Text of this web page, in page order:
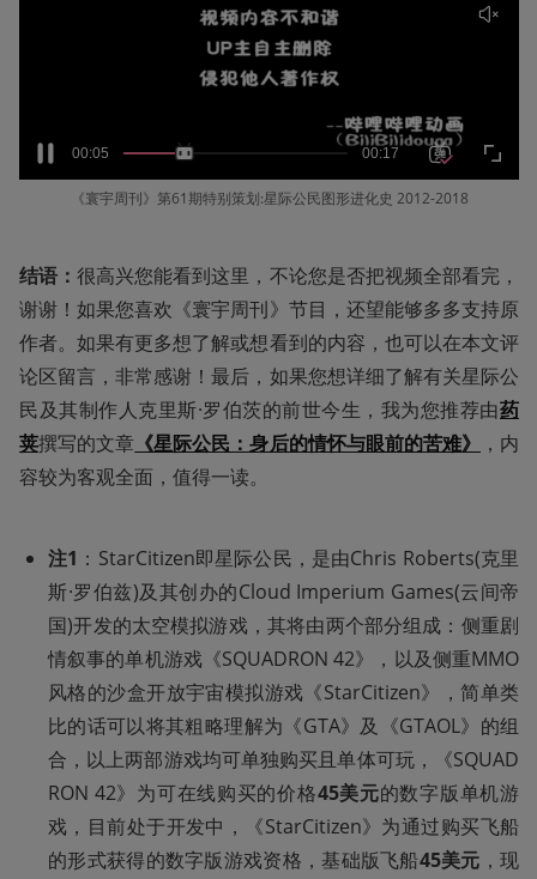
《寰宇周刊》第61期特别策划:星际公民图形进化史 2012-2018
结语：很高兴您能看到这里，不论您是否把视频全部看完，
谢谢！如果您喜欢《寰宇周刊》节目，还望能够多多支持原
作者。如果有更多想了解或想看到的内容，也可以在本文评
论区留言，非常感谢！最后，如果您想详细了解有关星际公
民及其制作人克里斯·罗伯茨的前世今生，我为您推荐由药
荚撰写的文章 《星际公民：身后的情怀与眼前的苦难》
，内
容较为客观全面，值得一读。
注1 ：StarCitizen即星际公民，是由Chris Roberts(克里
斯·罗伯兹)及其创办的Cloud Imperium Games(云间帝
国)开发的太空模拟游戏，其将由两个部分组成：侧重剧
情叙事的单机游戏《SQUADRON 42》，以及侧重MMO
风格的沙盒开放宇宙模拟游戏《StarCitizen》，简单类
比的话可以将其粗略理解为《GTA》及《GTAOL》的组
合，以上两部游戏均可单独购买且单体可玩，《SQUAD
RON 42》为可在线购买的价格45美元的数字版单机游
戏，目前处于开发中，《StarCitizen》为通过购买飞船
的形式获得的数字版游戏资格，基础版飞船45美元 ，现